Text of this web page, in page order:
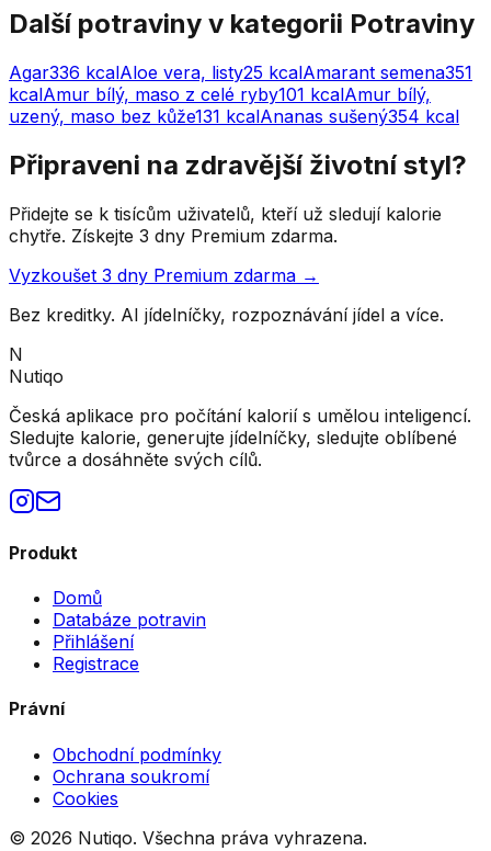
Další potraviny v kategorii Potraviny
Agar336 kcalAloe vera, listy25 kcalAmarant semena351
kcalAmur bílý, maso z celé ryby101 kcalAmur bílý,
uzený, maso bez kůže131 kcalAnanas sušený354 kcal
Připraveni na zdravější životní styl?
Přidejte se k tisícům uživatelů, kteří už sledují kalorie
chytře. Získejte 3 dny Premium zdarma.
Vyzkoušet 3 dny Premium zdarma →
Bez kreditky. AI jídelníčky, rozpoznávání jídel a více.
N
Nutiqo
Česká aplikace pro počítání kalorií s umělou inteligencí.
Sledujte kalorie, generujte jídelníčky, sledujte oblíbené
tvůrce a dosáhněte svých cílů.
Produkt
Domů
Databáze potravin
Přihlášení
Registrace
Právní
Obchodní podmínky
Ochrana soukromí
Cookies
© 2026 Nutiqo. Všechna práva vyhrazena.